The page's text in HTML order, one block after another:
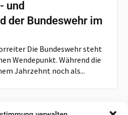
und
der Bundeswehr im
Die Bundeswehr steht
Wendepunkt. Während die
Jahrzehnt noch als...